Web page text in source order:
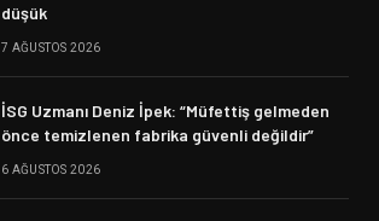
düşük
7 AĞUSTOS 2026
İSG Uzmanı Deniz İpek: “Müfettiş gelmeden
önce temizlenen fabrika güvenli değildir”
6 AĞUSTOS 2026